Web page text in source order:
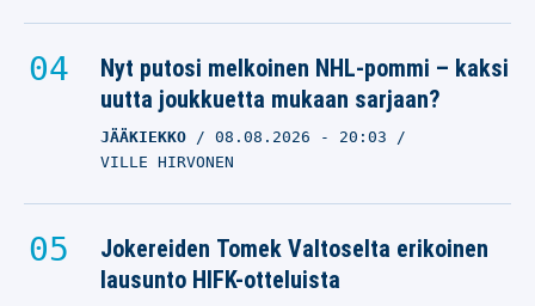
Nyt putosi melkoinen NHL-pommi – kaksi
uutta joukkuetta mukaan sarjaan?
JÄÄKIEKKO 08.08.2026 - 20:03
VILLE HIRVONEN
Jokereiden Tomek Valtoselta erikoinen
lausunto HIFK-otteluista